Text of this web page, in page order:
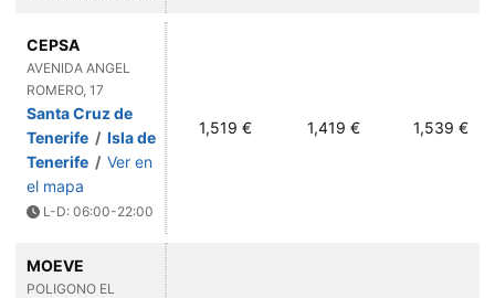
CEPSA
AVENIDA ANGEL
ROMERO, 17
Santa Cruz de
Tenerife / Isla de
Tenerife / Ver en
el mapa
L-D: 06:00-22:00
1,519 € 1,419 € 1,539 €
MOEVE
POLIGONO EL